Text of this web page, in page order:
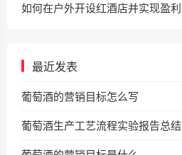
如何在户外开设红酒店并实现盈利
最近发表
葡萄酒的营销目标怎么写
葡萄酒生产工艺流程实验报告总结